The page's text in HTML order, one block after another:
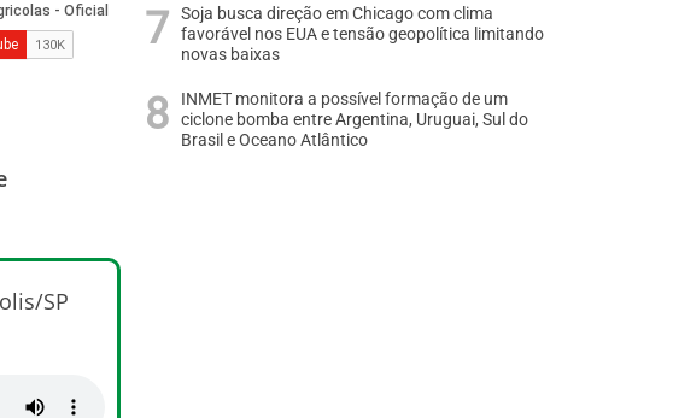
SP
Soja busca direção em Chicago com clima
favorável nos EUA e tensão geopolítica limitando
novas baixas
INMET monitora a possível formação de um
ciclone bomba entre Argentina, Uruguai, Sul do
Brasil e Oceano Atlântico